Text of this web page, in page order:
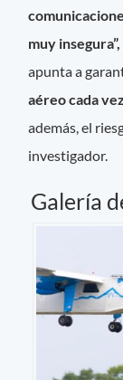
muy
apunta a
aéreo cada
además, el
investigador.
Galería